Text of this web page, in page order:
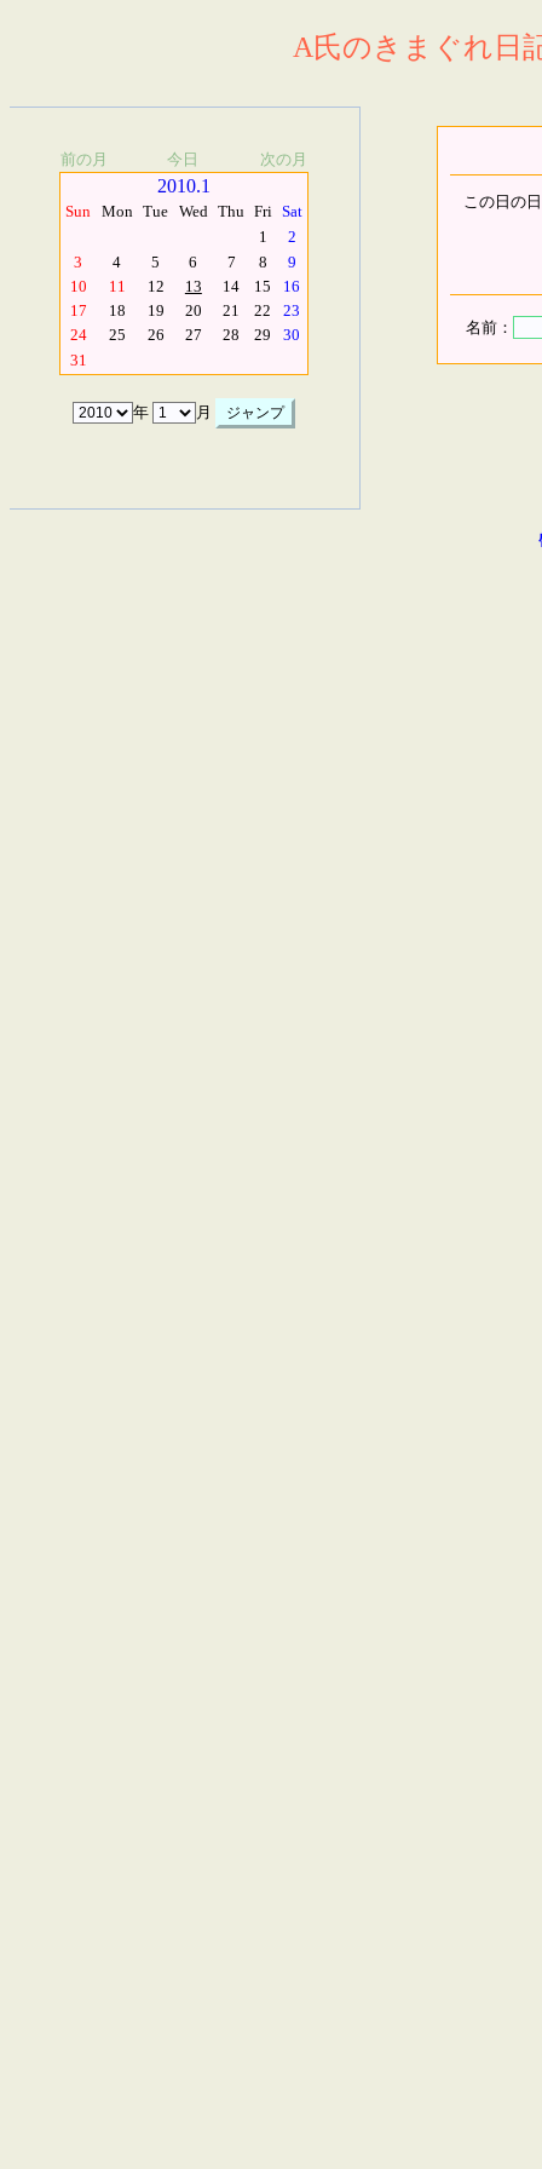
A氏のきまぐれ日
前の月 今日 次の月
2010.1
Sun Mon Tue Wed Thu Fri Sat
1
2
3
4 5 6 7 8
9
10
11 12 13 14 15
16
17
18 19 20 21 22
23
24
25 26 27 28 29
30
31
年 月
この日の
名前：